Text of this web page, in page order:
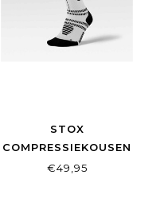
STOX
COMPRESSIEKOUSEN
RUN WOMEN
€49,95